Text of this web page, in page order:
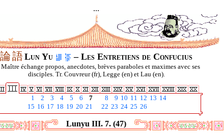
...
論語Lun Yu – Les Entretiens de Confucius
échange propos, anecdotes, brèves paraboles et maximes avec ses
disciples. Tr. Couvreur (fr), Legge (en) et Lau (en).
1 2 3 4 5 6 7 8 9 10 11 12 13 14
15 16 17 18 19 20 21 22 23 24 25 26
Lunyu III. 7. (47)